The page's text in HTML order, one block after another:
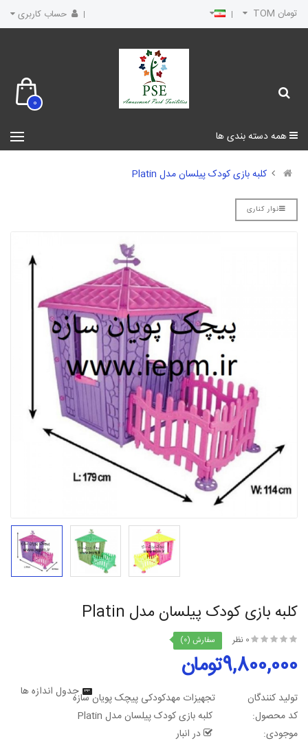
تومان TOM حساب کاربری
0
کلبه بازی کودک پیلسان مدل Platin
نوار کناری
کلبه بازی کودک پیلسان مدل Platin
0 نظر سفارش (0)
9,800,000تومان
تولید کنندگان
تجهیزات مهدکودکی پیچک پویان سازه
کد محصول:
کلبه بازی کودک پیلسان مدل Platin
موجودی:
در انبار
جدول اندازه ها